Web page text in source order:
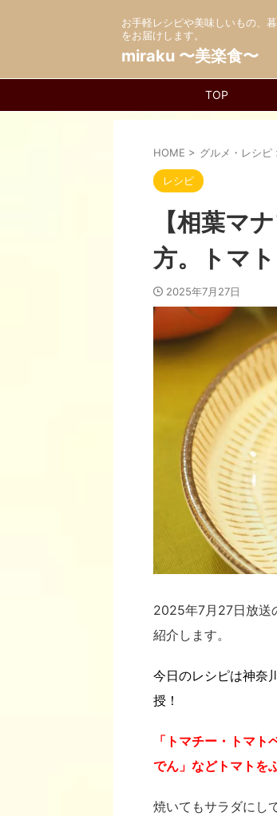
お手軽レシピや美味しいもの、
をお届けします。
miraku 〜美楽食〜
TOP
HOME > グルメ・レシピ
レシピ
【相葉マ
方。トマ
2025年7月27日
2025年7月27日放送
紹介します。
今日のレシピは神奈
授！
「トマチー・トマ
でん」などトマトを
焼いてもサラダにし